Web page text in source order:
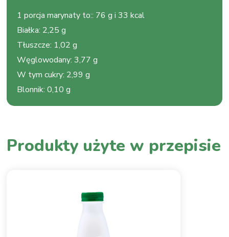
1 porcja marynaty to:: 76 g i 33 kcal
Białka: 2,25 g
Tłuszcze: 1,02 g
Węglowodany:3,77 g
W tym cukry: 2,99 g
Blonnik:0,10 g
Produkty użyte w przepisie